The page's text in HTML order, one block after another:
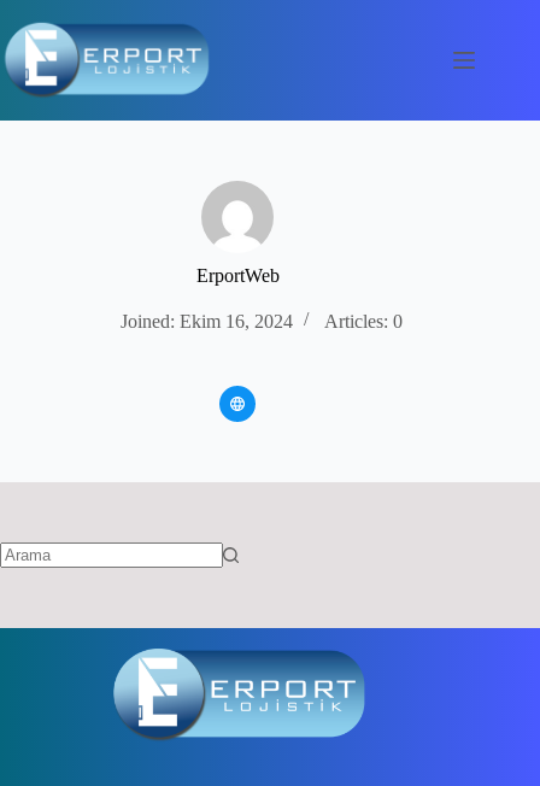
geç
ErportWeb
Joined: Ekim 16, 2024 Articles: 0